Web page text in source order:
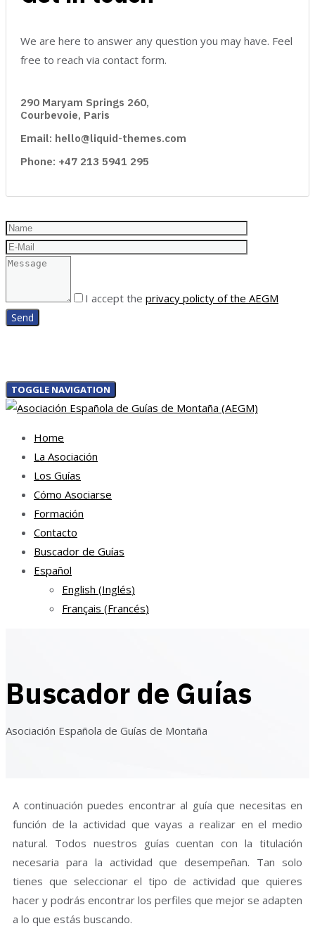
We are here to answer any question you may have. Feel
free to reach via contact form.
290 Maryam Springs 260,
Courbevoie, Paris
Email: hello@liquid-themes.com
Phone: +47 213 5941 295
I accept the privacy policty of the AEGM
TOGGLE NAVIGATION
Home
La Asociación
Los Guías
Cómo Asociarse
Formación
Contacto
Buscador de Guías
Español
English (Inglés)
Français (Francés)
Buscador de Guías
Asociación Española de Guías de Montaña
A continuación puedes encontrar al guía que necesitas en
función de la actividad que vayas a realizar en el medio
natural. Todos nuestros guías cuentan con la titulación
necesaria para la actividad que desempeñan. Tan solo
tienes que seleccionar el tipo de actividad que quieres
hacer y podrás encontrar los perfiles que mejor se adapten
a lo que estás buscando.